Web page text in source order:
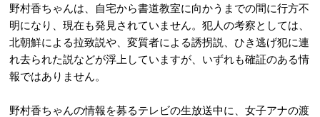
野村香ちゃんは、自宅から書道教室に向かうまでの間に行方不
明になり、現在も発見されていません。犯人の考察としては、
北朝鮮による拉致説や、変質者による誘拐説、ひき逃げ犯に連
れ去られた説などが浮上していますが、いずれも確証のある情
報ではありません。
野村香ちゃんの情報を募るテレビの生放送中に、女子アナの渡